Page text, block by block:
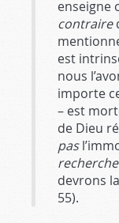
enseigne
contraire
est
nous
importe
– est
de Dieu
pas
devrons
55).